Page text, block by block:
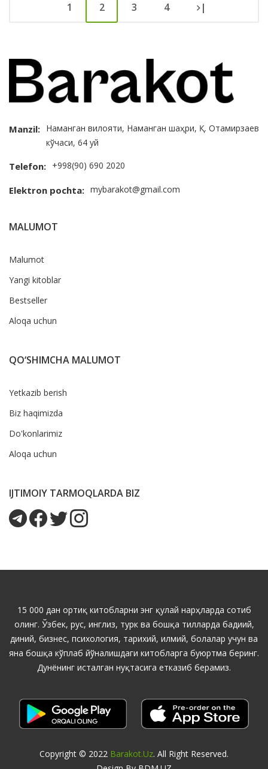
1 2 3 4 |
Manzil: Наманган вилояти, Наманган шаҳри, Қ. Отамирзаев
кўчаси, 64 уй
Telefon: +998(90) 690 2020
Elektron pochta: mybarakot@gmail.com
MALUMOT
Malumot
Yangi kitoblar
Bestseller
Aloqa uchun
QO‘SHIMCHA MALUMOT
Yetkazib berish
Biz haqimizda
Do'konlarimiz
Aloqa uchun
IJTIMOIY TARMOQLARDA BIZ
15 000 дан ортиқ китобларни энг қулай нарҳларда сотиб
олинг. Ўзбек, рус, инглиз, турк ва бошқа тилларда бадиий,
диний, бизнес, психология, тарихий, илмий, болалар учун ва
яна бошқа кўплаб йўналишдаги китобларга буюртма беринг.
Дунёнинг исталган нуқтасига етказиб берамиз.
Copyright © 2022 Barakot.uz. All Right Reserved.